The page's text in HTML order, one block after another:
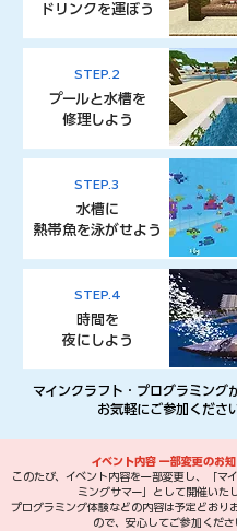
ドリンクを運ぼう
STEP.2
プールと水槽を
​修理しよう
STEP.3
水槽に
​熱帯魚を泳がせよう
STEP.4
時間を
夜にしよう
マインクラフト・プログラミング
お気軽にご参加くださ
イベント内容 一部変更のお
このたび、イベント内容を一部変更し、「マ
ミングサマー」として開催いたし
プログラミング体験などの内容は予定どおり
ので、安心してご参加くださ